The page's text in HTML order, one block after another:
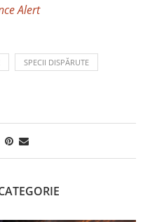
Alert
SPECII DISPĂRUTE